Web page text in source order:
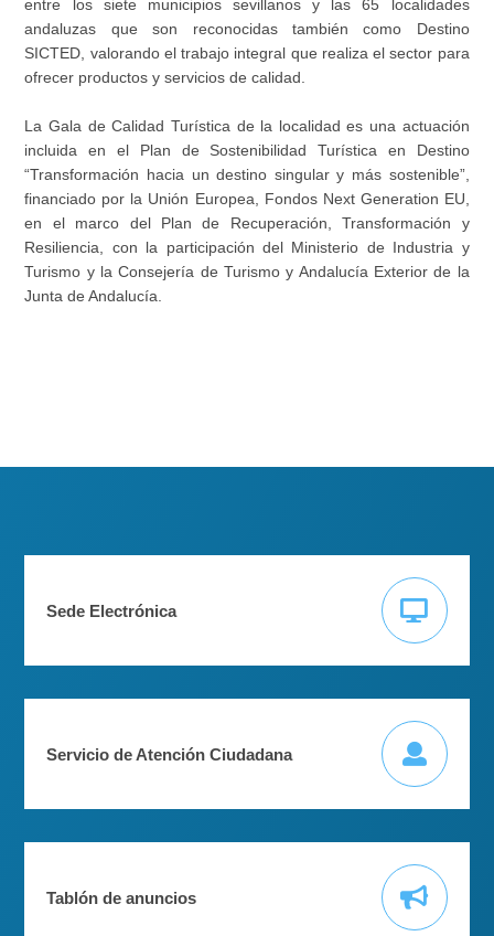
entre los siete municipios sevillanos y las 65 localidades
andaluzas que son reconocidas también como Destino
SICTED, valorando el trabajo integral que realiza el sector para
ofrecer productos y servicios de calidad.
La Gala de Calidad Turística de la localidad es una actuación
incluida en el Plan de Sostenibilidad Turística en Destino
“Transformación hacia un destino singular y más sostenible”,
financiado por la Unión Europea, Fondos Next Generation EU,
en el marco del Plan de Recuperación, Transformación y
Resiliencia, con la participación del Ministerio de Industria y
Turismo y la Consejería de Turismo y Andalucía Exterior de la
Junta de Andalucía.
Sede Electrónica
Servicio de Atención Ciudadana
Tablón de anuncios